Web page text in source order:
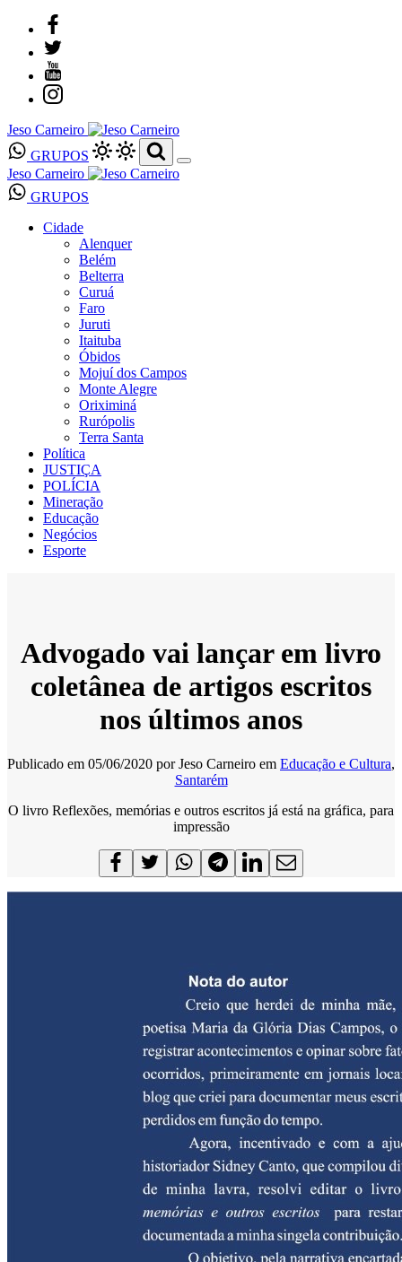
Jeso Carneiro
GRUPOS
Jeso Carneiro
GRUPOS
Cidade
Alenquer
Belém
Belterra
Curuá
Faro
Juruti
Itaituba
Óbidos
Mojuí dos Campos
Monte Alegre
Oriximiná
Rurópolis
Terra Santa
Política
JUSTIÇA
POLÍCIA
Mineração
Educação
Negócios
Esporte
Advogado vai lançar em livro
coletânea de artigos escritos
nos últimos anos
Publicado em 05/06/2020 porJeso Carneiro em Educação e Cultura,
Santarém
O livro Reflexões, memórias e outros escritos já está na gráfica, para
impressão